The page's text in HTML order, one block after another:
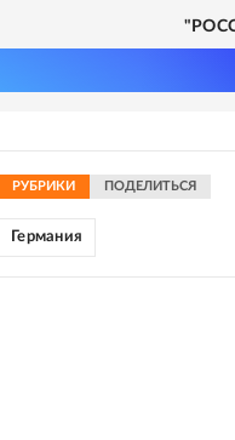
РУБРИКИ ПОДЕЛИТЬСЯ
Германия